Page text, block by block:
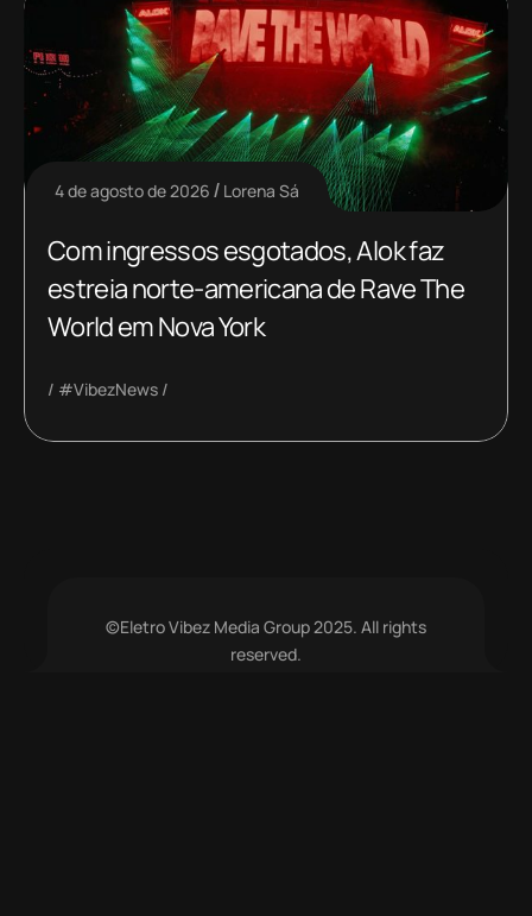
4 de agosto de 2026 Lorena Sá
Com ingressos esgotados, Alok faz
estreia norte-americana de Rave The
World em Nova York
#VibezNews
©Eletro Vibez Media Group 2025. All rights
reserved.